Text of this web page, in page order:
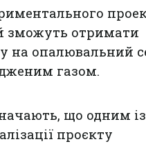
зможуть отримати
на опалювальний
газом.
що одним із
проєкту